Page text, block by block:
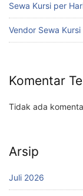
Sewa Kursi per
Vendor Sewa
Komentar
Tidak ada
Arsip
Juli 2026